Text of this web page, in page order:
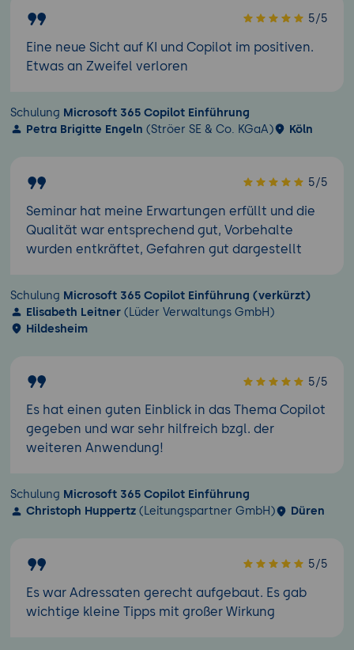
5/5
Eine neue Sicht auf KI und Copilot im positiven.
Etwas an Zweifel verloren
Schulung Microsoft 365 Copilot Einführung
Petra Brigitte Engeln (Ströer SE & Co. KGaA) Köln
5/5
Seminar hat meine Erwartungen erfüllt und die
Qualität war entsprechend gut, Vorbehalte
wurden entkräftet, Gefahren gut dargestellt
Schulung Microsoft 365 Copilot Einführung (verkürzt)
Elisabeth Leitner (Lüder Verwaltungs GmbH)
Hildesheim
5/5
Es hat einen guten Einblick in das Thema Copilot
gegeben und war sehr hilfreich bzgl. der
weiteren Anwendung!
Schulung Microsoft 365 Copilot Einführung
Christoph Huppertz (Leitungspartner GmbH) Düren
5/5
Es war Adressaten gerecht aufgebaut. Es gab
wichtige kleine Tipps mit großer Wirkung